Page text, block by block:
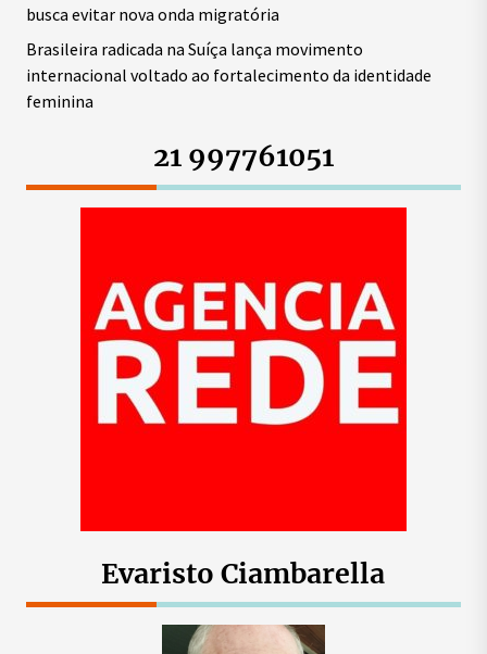
busca evitar nova onda migratória
Brasileira radicada na Suíça lança movimento
internacional voltado ao fortalecimento da identidade
feminina
21 997761051
Evaristo Ciambarella